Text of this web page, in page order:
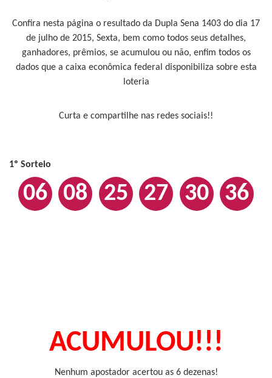
Confira nesta página o resultado da Dupla Sena 1403 do dia 17
de julho de 2015, Sexta, bem como todos seus detalhes,
ganhadores, prêmios, se acumulou ou não, enfim todos os
dados que a caixa econômica federal disponibiliza sobre esta
loteria
Curta e compartilhe nas redes sociais!!
1º Sorteio
06 08 25 27 30 36
ACUMULOU!!!
Nenhum apostador acertou as 6 dezenas!